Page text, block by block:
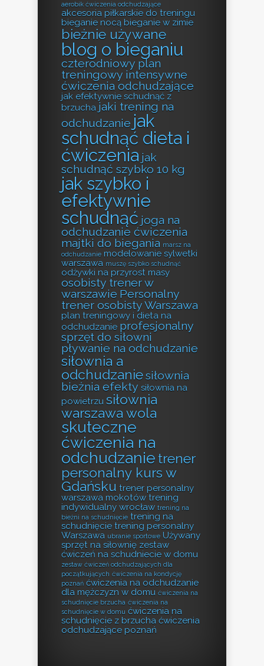
aerobik ćwiczenia odchudzające
akcesoria piłkarskie do treningu
bieganie nocą bieganie w zimie
bieżnie używane
blog o bieganiu
czterodniowy plan
treningowy intensywne
ćwiczenia odchudzające
jak efektywnie schudnąć z
brzucha jaki trening na
odchudzanie jak
schudnąć dieta i
ćwiczenia jak
schudnąć szybko 10 kg
jak szybko i
efektywnie
schudnąć joga na
odchudzanie ćwiczenia
majtki do biegania marsz na
odchudzanie modelowanie sylwetki
warszawa muszę szybko schudnąć
odżywki na przyrost masy
osobisty trener w
warszawie Personalny
trener osobisty Warszawa
plan treningowy i dieta na
odchudzanie profesjonalny
sprzęt do siłowni
pływanie na odchudzanie
siłownia a
odchudzaniesiłownia
bieżnia efekty siłownia na
powietrzu siłownia
warszawa wola
skuteczne
ćwiczenia na
odchudzanie trener
personalny kurs w
Gdańsku trener personalny
warszawa mokotów trening
indywidualny wrocław trening na
bieżni na schudnięcie trening na
schudnięcie trening personalny
Warszawa ubranie sportowe Używany
sprzęt na siłownię zestaw
ćwiczeń na schudniecie w domu
zestaw ćwiczeń odchudzających dla
początkujących ćwiczenia na kondycję
poznań ćwiczenia na odchudzanie
dla mężczyzn w domu ćwiczenia na
schudnięcie brzucha ćwiczenia na
schudnięcie w domu ćwiczenia na
schudnięcie z brzucha ćwiczenia
odchudzające poznań